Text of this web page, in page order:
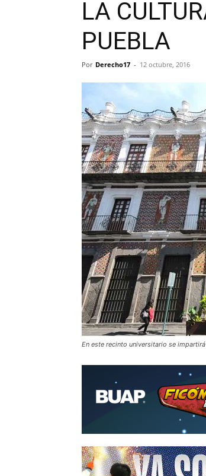
LA
PUEBLA
Por Derecho17 - 12 octubre, 2016
En este recinto universitario se